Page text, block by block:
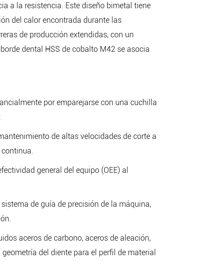
a la resistencia. Este diseño bimetal tiene
del calor encontrada durante las
de producción extendidas, con un
dental HSS de cobalto M42 se asocia
por emparejarse con una cuchilla
de altas velocidades de corte a
general del equipo (OEE) al
de guía de precisión de la máquina,
aceros de carbono, aceros de aleación,
del diente para el perfil de material